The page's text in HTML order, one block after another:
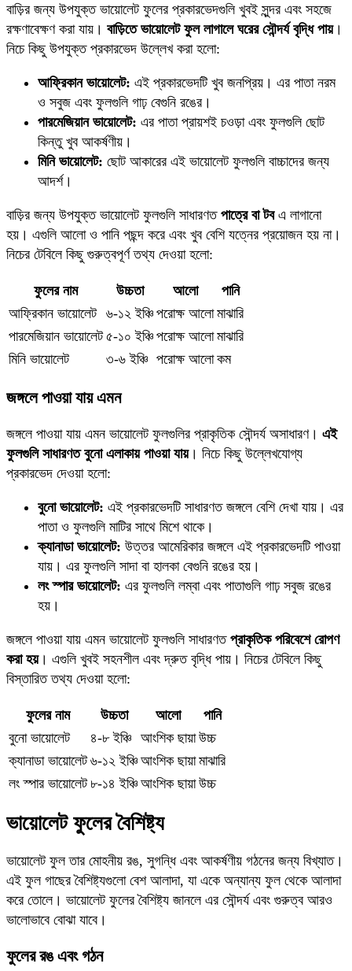
বাড়ির জন্য উপযুক্ত ভায়োলেট ফুলের প্রকারভেদগুলি খুবই সুন্দর এবং সহজে
রক্ষণাবেক্ষণ করা যায়। বাড়িতে ভায়োলেট ফুল লাগালে ঘরের সৌন্দর্য বৃদ্ধি পায়।
নিচে কিছু উপযুক্ত প্রকারভেদ উল্লেখ করা হলো:
আফ্রিকান ভায়োলেট: এই প্রকারভেদটি খুব জনপ্রিয়। এর পাতা নরম
ও সবুজ এবং ফুলগুলি গাঢ় বেগুনি রঙের।
পারমেজিয়ান ভায়োলেট: এর পাতা প্রায়শই চওড়া এবং ফুলগুলি ছোট
কিন্তু খুব আকর্ষণীয়।
মিনি ভায়োলেট: ছোট আকারের এই ভায়োলেট ফুলগুলি বাচ্চাদের জন্য
আদর্শ।
বাড়ির জন্য উপযুক্ত ভায়োলেট ফুলগুলি সাধারণত পাত্রে বা টবএ লাগানো
হয়। এগুলি আলো ও পানি পছন্দ করে এবং খুব বেশি যত্নের প্রয়োজন হয় না।
নিচের টেবিলে কিছু গুরুত্বপূর্ণ তথ্য দেওয়া হলো:
ফুলের নাম উচ্চতা আলো
পানি
আফ্রিকান ভায়োলেট ৬-১২ ইঞ্চি পরোক্ষ আলো মাঝারি
পারমেজিয়ান ভায়োলেট ৫-১০ ইঞ্চি পরোক্ষ আলো মাঝারি
মিনি ভায়োলেট
৩-৬ ইঞ্চি পরোক্ষ আলো কম
জঙ্গলে পাওয়া যায় এমন
জঙ্গলে পাওয়া যায় এমন ভায়োলেট ফুলগুলির প্রাকৃতিক সৌন্দর্য অসাধারণ। এই
ফুলগুলি সাধারণত বুনো এলাকায় পাওয়া যায়। নিচে কিছু উল্লেখযোগ্য
প্রকারভেদ দেওয়া হলো:
বুনো ভায়োলেট: এই প্রকারভেদটি সাধারণত জঙ্গলে বেশি দেখা যায়। এর
পাতা ও ফুলগুলি মাটির সাথে মিশে থাকে।
ক্যানাডা ভায়োলেট: উত্তর আমেরিকার জঙ্গলে এই প্রকারভেদটি পাওয়া
যায়। এর ফুলগুলি সাদা বা হালকা বেগুনি রঙের হয়।
লং স্পার ভায়োলেট: এর ফুলগুলি লম্বা এবং পাতাগুলি গাঢ় সবুজ রঙের
হয়।
জঙ্গলে পাওয়া যায় এমন ভায়োলেট ফুলগুলি সাধারণত প্রাকৃতিক পরিবেশে রোপণ
করা হয়। এগুলি খুবই সহনশীল এবং দ্রুত বৃদ্ধি পায়। নিচের টেবিলে কিছু
বিস্তারিত তথ্য দেওয়া হলো:
ফুলের নাম উচ্চতা আলো
পানি
বুনো ভায়োলেট
৪-৮ ইঞ্চি আংশিক ছায়া উচ্চ
ক্যানাডা ভায়োলেট ৬-১২ ইঞ্চি আংশিক ছায়া মাঝারি
লং স্পার ভায়োলেট ৮-১৪ ইঞ্চি আংশিক ছায়া উচ্চ
ভায়োলেট ফুলের বৈশিষ্ট্য
ভায়োলেট ফুল তার মোহনীয় রঙ, সুগন্ধি এবং আকর্ষণীয় গঠনের জন্য বিখ্যাত।
এই ফুল গাছের বৈশিষ্ট্যগুলো বেশ আলাদা, যা একে অন্যান্য ফুল থেকে আলাদা
করে তোলে। ভায়োলেট ফুলের বৈশিষ্ট্য জানলে এর সৌন্দর্য এবং গুরুত্ব আরও
ভালোভাবে বোঝা যাবে।
ফুলের রঙ এবং গঠন